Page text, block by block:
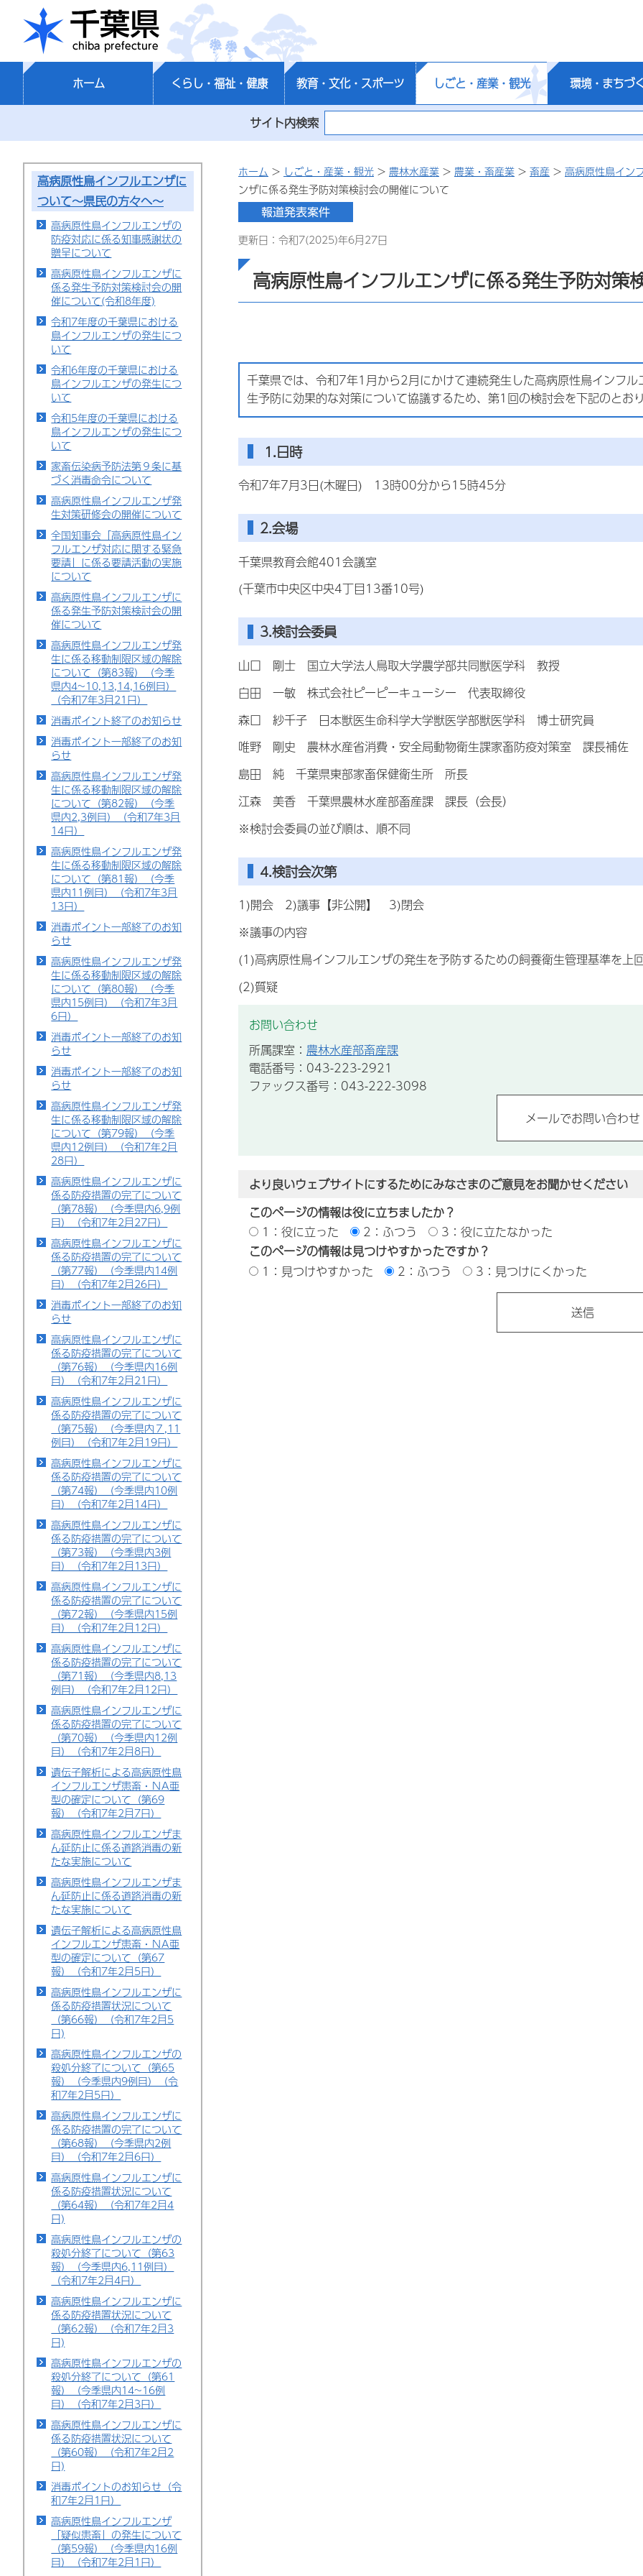
千葉県
ホーム くらし・福祉・健康 教育・文化・スポーツ しごと・産業・観光 環境・まちづ
サイト内検索
高病原性鳥インフルエンザに
ついて～県民の方々へ～
高病原性鳥インフルエンザの
防疫対応に係る知事感謝状の
贈呈について
高病原性鳥インフルエンザに
係る発生予防対策検討会の開
催について(令和8年度)
令和7年度の千葉県における
鳥インフルエンザの発生につ
いて
令和6年度の千葉県における
鳥インフルエンザの発生につ
いて
令和5年度の千葉県における
鳥インフルエンザの発生につ
いて
家畜伝染病予防法第９条に基
づく消毒命令について
高病原性鳥インフルエンザ発
生対策研修会の開催について
全国知事会「高病原性鳥イン
フルエンザ対応に関する緊急
要請」に係る要請活動の実施
について
高病原性鳥インフルエンザに
係る発生予防対策検討会の開
催について
高病原性鳥インフルエンザ発
生に係る移動制限区域の解除
について（第83報）（今季
県内4~10,13,14,16例目）
（令和7年3月21日）
消毒ポイント終了のお知らせ
消毒ポイント一部終了のお知
らせ
高病原性鳥インフルエンザ発
生に係る移動制限区域の解除
について（第82報）（今季
県内2,3例目）（令和7年3月
14日）
高病原性鳥インフルエンザ発
生に係る移動制限区域の解除
について（第81報）（今季
県内11例目）（令和7年3月
13日）
消毒ポイント一部終了のお知
らせ
高病原性鳥インフルエンザ発
生に係る移動制限区域の解除
について（第80報）（今季
県内15例目）（令和7年3月
6日）
消毒ポイント一部終了のお知
らせ
消毒ポイント一部終了のお知
らせ
高病原性鳥インフルエンザ発
生に係る移動制限区域の解除
について（第79報）（今季
県内12例目）（令和7年2月
28日）
高病原性鳥インフルエンザに
係る防疫措置の完了について
（第78報）（今季県内6,9例
目）（令和7年2月27日）
高病原性鳥インフルエンザに
係る防疫措置の完了について
（第77報）（今季県内14例
目）（令和7年2月26日）
消毒ポイント一部終了のお知
らせ
高病原性鳥インフルエンザに
係る防疫措置の完了について
（第76報）（今季県内16例
目）（令和7年2月21日）
高病原性鳥インフルエンザに
係る防疫措置の完了について
（第75報）（今季県内７,11
例目）（令和7年2月19日）
高病原性鳥インフルエンザに
係る防疫措置の完了について
（第74報）（今季県内10例
目）（令和7年2月14日）
高病原性鳥インフルエンザに
係る防疫措置の完了について
（第73報）（今季県内3例
目）（令和7年2月13日）
高病原性鳥インフルエンザに
係る防疫措置の完了について
（第72報）（今季県内15例
目）（令和7年2月12日）
高病原性鳥インフルエンザに
係る防疫措置の完了について
（第71報）（今季県内8,13
例目）（令和7年2月12日）
高病原性鳥インフルエンザに
係る防疫措置の完了について
（第70報）（今季県内12例
目）（令和7年2月8日）
遺伝子解析による高病原性鳥
インフルエンザ患畜・ＮA亜
型の確定について（第69
報）（令和7年2月7日）
高病原性鳥インフルエンザま
ん延防止に係る道路消毒の新
たな実施について
高病原性鳥インフルエンザま
ん延防止に係る道路消毒の新
たな実施について
遺伝子解析による高病原性鳥
インフルエンザ患畜・ＮA亜
型の確定について（第67
報）（令和7年2月5日）
高病原性鳥インフルエンザに
係る防疫措置状況について
（第66報）（令和7年2月5
日)
高病原性鳥インフルエンザの
殺処分終了について（第65
報）（今季県内9例目）（令
和7年2月5日）
高病原性鳥インフルエンザに
係る防疫措置の完了について
（第68報）（今季県内2例
目）（令和7年2月6日）
高病原性鳥インフルエンザに
係る防疫措置状況について
（第64報）（令和7年2月4
日)
高病原性鳥インフルエンザの
殺処分終了について（第63
報）（今季県内6,11例目）
（令和7年2月4日）
高病原性鳥インフルエンザに
係る防疫措置状況について
（第62報）（令和7年2月3
日)
高病原性鳥インフルエンザの
殺処分終了について（第61
報）（今季県内14~16例
目）（令和7年2月3日）
高病原性鳥インフルエンザに
係る防疫措置状況について
（第60報）（令和7年2月2
日)
消毒ポイントのお知らせ（令
和7年2月1日）
高病原性鳥インフルエンザ
「疑似患畜」の発生について
（第59報）（今季県内16例
目）（令和7年2月1日）
ホーム > しごと・産業・観光 > 農林水産業 > 農業・畜産業 > 畜産 > 高病原性鳥イン
ンザに係る発生予防対策検討会の開催について
更新日：令和7(2025)年6月27日
高病原性鳥インフルエンザに係る発生予防対策
千葉県では、令和7年1月から2月にかけて連続発生した高病原性鳥インフ
生予防に効果的な対策について協議するため、第1回の検討会を下記のとお
1.日時
令和7年7月3日(木曜日) 13時00分から15時45分
2.会場
千葉県教育会館401会議室
(千葉市中央区中央4丁目13番10号)
3.検討会委員
山口 剛士 国立大学法人鳥取大学農学部共同獣医学科 教授
白田 一敏 株式会社ピーピーキューシー 代表取締役
森口 紗千子 日本獣医生命科学大学獣医学部獣医学科 博士研究員
唯野 剛史 農林水産省消費・安全局動物衛生課家畜防疫対策室 課長補佐
島田 純 千葉県東部家畜保健衛生所 所長
江森 美香 千葉県農林水産部畜産課 課長（会長）
※検討会委員の並び順は、順不同
4.検討会次第
1)開会 2)議事【非公開】 3)閉会
※議事の内容
(1)高病原性鳥インフルエンザの発生を予防するための飼養衛生管理基準を上
(2)質疑
お問い合わせ
所属課室： 農林水産部畜産課
電話番号：043-223-2921
ファックス番号：043-222-3098
より良いウェブサイトにするためにみなさまのご意見をお聞かせください
このページの情報は役に立ちましたか？
1：役に立った
2：ふつう
3：役に立たなかった
このページの情報は見つけやすかったですか？
1：見つけやすかった
2：ふつう 3：見つけにくかった